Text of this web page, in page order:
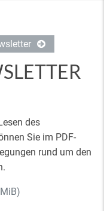
des
Sie im PDF-
rund um den